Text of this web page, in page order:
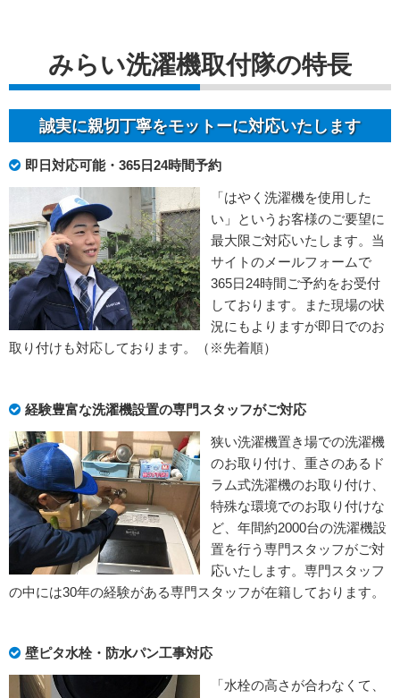
みらい洗濯機取付隊の特長
誠実に親切丁寧をモットーに対応いたします
即日対応可能・365日24時間予約
「はやく洗濯機を使用した
い」というお客様のご要望に
最大限ご対応いたします。当
サイトのメールフォームで
365日24時間ご予約をお受付
しております。また現場の状
況にもよりますが即日でのお
取り付けも対応しております。（※先着順）
経験豊富な洗濯機設置の専門スタッフがご対応
狭い洗濯機置き場での洗濯機
のお取り付け、重さのあるド
ラム式洗濯機のお取り付け、
特殊な環境でのお取り付けな
ど、年間約2000台の洗濯機設
置を行う専門スタッフがご対
応いたします。専門スタッフ
の中には30年の経験がある専門スタッフが在籍しております。
壁ピタ水栓・防水パン工事対応
「水栓の高さが合わなくて、